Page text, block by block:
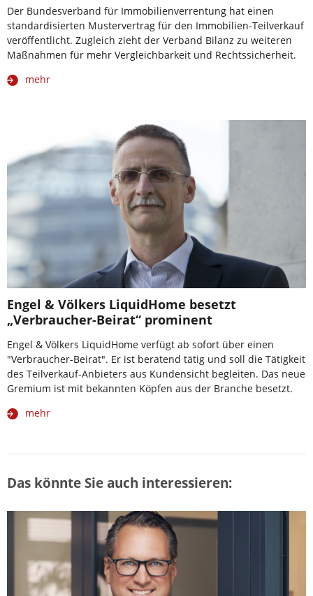
Der Bundesverband für Immobilienverrentung hat einen
standardisierten Mustervertrag für den Immobilien-Teilverkauf
veröffentlicht. Zugleich zieht der Verband Bilanz zu weiteren
Maßnahmen für mehr Vergleichbarkeit und Rechtssicherheit.
mehr
Engel & Völkers LiquidHome besetzt
„Verbraucher-Beirat“ prominent
Engel & Völkers LiquidHome verfügt ab sofort über einen
"Verbraucher-Beirat". Er ist beratend tätig und soll die Tätigkeit
des Teilverkauf-Anbieters aus Kundensicht begleiten. Das neue
Gremium ist mit bekannten Köpfen aus der Branche besetzt.
mehr
Das könnte Sie auch interessieren: